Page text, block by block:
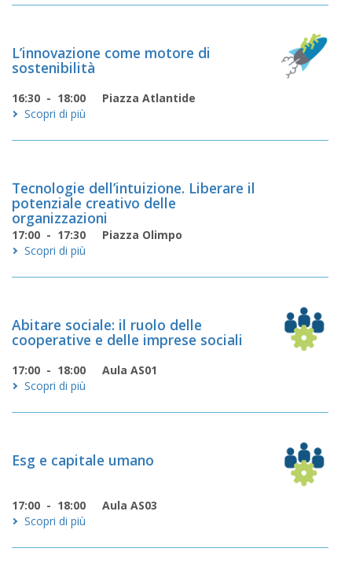
L’innovazione come motore di
sostenibilità
16:30 - 18:00
Piazza Atlantide
Scopri di più
Tecnologie dell’intuizione. Liberare il
potenziale creativo delle
organizzazioni
17:00 - 17:30
Piazza Olimpo
Scopri di più
Abitare sociale: il ruolo delle
cooperative e delle imprese sociali
17:00 - 18:00
Aula AS01
Scopri di più
Esg e capitale umano
17:00 - 18:00
Aula AS03
Scopri di più